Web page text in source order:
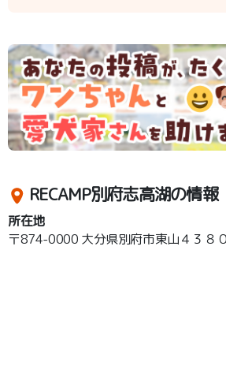
RECAMP別府志高湖の情報
所在地
〒874-0000 大分県別府市東山４３８